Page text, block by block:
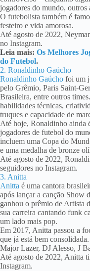
jogadores do mundo, outros
O futebolista também é
festeiro e vida amorosa.
Até agosto de 2022,
no Instagram.
Leia mais: Os Melhores
do Futebol.
2. Ronaldinho Gaúcho
Ronaldinho Gaúcho foi um
pelo Grêmio, Paris Saint-
Brasileira, entre outros
habilidades técnicas,
truques e capacidade de
Até hoje, Ronaldinho ainda
jogadores de futebol do
incluem uma Copa do
e uma medalha de bronze
Até agosto de 2022,
seguidores no Instagram.
3. Anitta
Anitta é uma cantora
após lançar a canção Show
ganhou o prêmio de Artista
sua carreira cantando funk
um lado mais pop.
Em 2017, Anitta passou a
que já está bem
Major Lazer, DJ Alesso, J
Até agosto de 2022, Anitta
Instagram.